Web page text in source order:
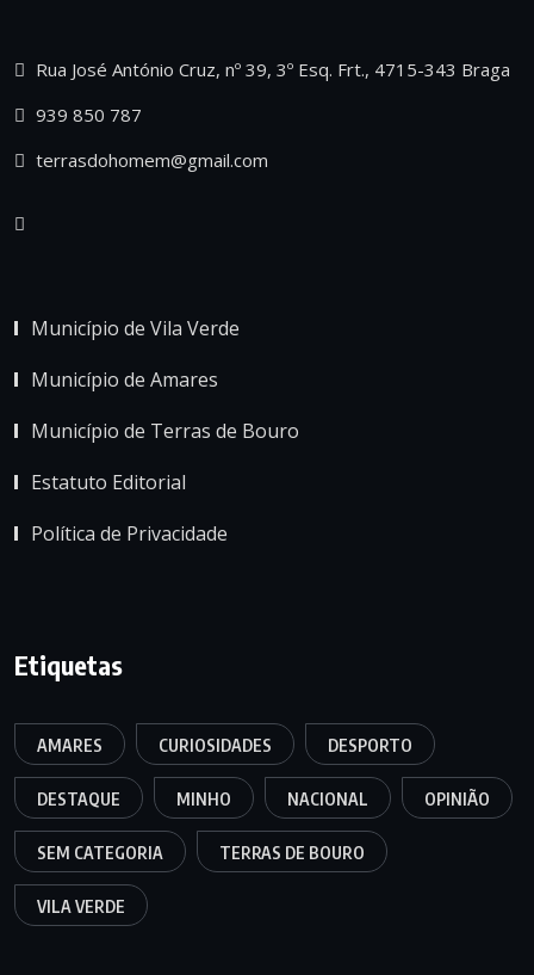
Rua José António Cruz, nº 39, 3º Esq. Frt., 4715-343 Braga
939 850 787
terrasdohomem@gmail.com
Município de Vila Verde
Município de Amares
Município de Terras de Bouro
Estatuto Editorial
Política de Privacidade
Etiquetas
AMARES CURIOSIDADES DESPORTO
DESTAQUE MINHO NACIONAL OPINIÃO
SEM CATEGORIA TERRAS DE BOURO
VILA VERDE